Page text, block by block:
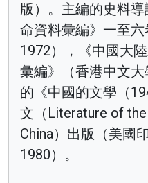
版）。主編的史料
命資料彙編》一至
1972），《中國大
彙編》（香港中文
的《中國的文學（
文（Literature of
China）出版（美國
1980）。